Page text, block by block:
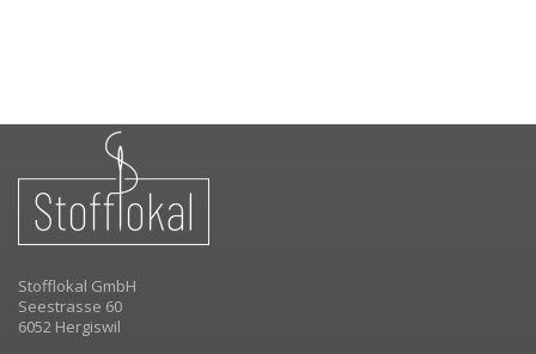
Stofflokal GmbH
Seestrasse 60
6052 Hergiswil